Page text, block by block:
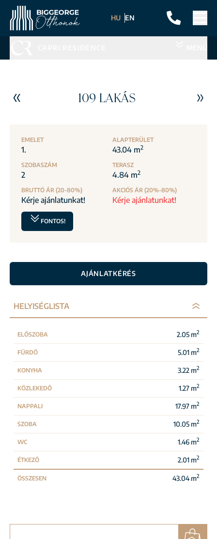
HU EN
109 LAKÁS
EMELET
1.
ALAPTERÜLET
43.04 m2
SZOBASZÁM
2
TERASZ
4.84 m2
BRUTTÓ ÁR (20-80%)
Kérje ajánlatunkat!
AKCIÓS ÁR (20%-80%)
Kérje ajánlatunkat!
FONTOS!
AJÁNLATKÉRÉS
HELYISÉGLISTA
ELŐSZOBA 2.05 m2
FÜRDŐ 5.01 m2
KONYHA 3.22 m2
KÖZLEKEDŐ 1.27 m2
NAPPALI 17.97 m2
SZOBA 10.05 m2
WC 1.46 m2
ÉTKEZŐ 2.01 m2
ÖSSZESEN 43.04 m2